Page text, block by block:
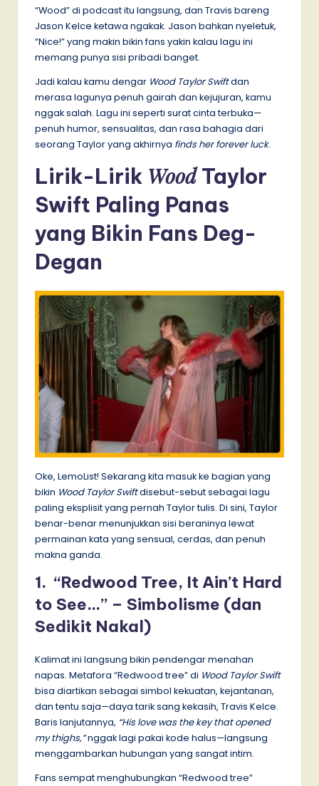
“Wood” di podcast itu langsung, dan Travis bareng
Jason Kelce ketawa ngakak. Jason bahkan nyeletuk,
“Nice!” yang makin bikin fans yakin kalau lagu ini
memang punya sisi pribadi banget.
Jadi kalau kamu dengar Wood Taylor Swiftdan
merasa lagunya penuh gairah dan kejujuran, kamu
nggak salah. Lagu ini seperti surat cinta terbuka—
penuh humor, sensualitas, dan rasa bahagia dari
seorang Taylor yang akhirnya finds her forever luck.
Lirik-Lirik WoodTaylor
Swift Paling Panas
yang Bikin Fans Deg-
Degan
Oke, LemoList! Sekarang kita masuk ke bagian yang
bikin Wood Taylor Swiftdisebut-sebut sebagai lagu
paling eksplisit yang pernah Taylor tulis. Di sini, Taylor
benar-benar menunjukkan sisi beraninya lewat
permainan kata yang sensual, cerdas, dan penuh
makna ganda.
1. “Redwood Tree, It Ain’t Hard
to See…” – Simbolisme (dan
Sedikit Nakal)
Kalimat ini langsung bikin pendengar menahan
napas. Metafora “Redwood tree” di Wood Taylor Swift
bisa diartikan sebagai simbol kekuatan, kejantanan,
dan tentu saja—daya tarik sang kekasih, Travis Kelce.
Baris lanjutannya, “His love was the key that opened
my thighs,”nggak lagi pakai kode halus—langsung
menggambarkan hubungan yang sangat intim.
Fans sempat menghubungkan “Redwood tree”